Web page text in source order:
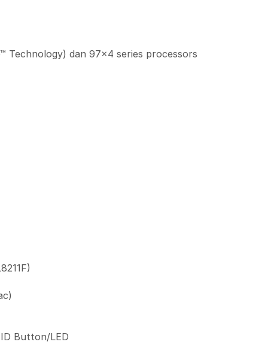
Technology) dan 97×4 series processors
Button/LED